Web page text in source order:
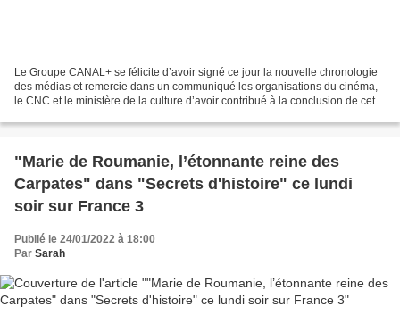
Le Groupe CANAL+ se félicite d’avoir signé ce jour la nouvelle chronologie
des médias et remercie dans un communiqué les organisations du cinéma,
le CNC et le ministère de la culture d’avoir contribué à la conclusion de cet
"Marie de Roumanie, l’étonnante reine des
Carpates" dans "Secrets d'histoire" ce lundi
soir sur France 3
Publié le 24/01/2022 à 18:00
Par Sarah